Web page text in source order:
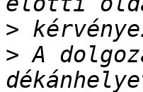
>
> A